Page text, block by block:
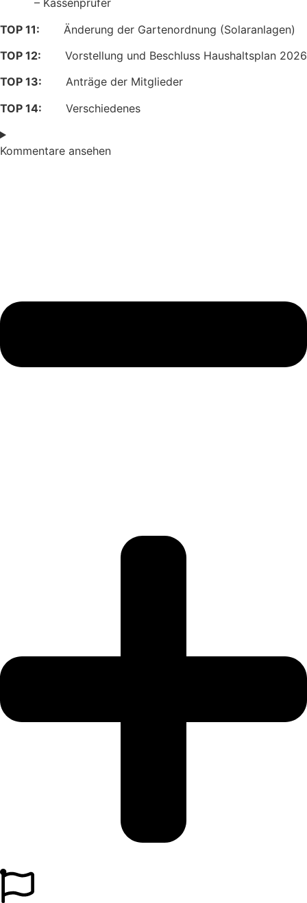
– Kassenprüfer
TOP 11: Änderung der Gartenordnung (Solaranlagen)
TOP 12: Vorstellung und Beschluss Haushaltsplan 2026
TOP 13: Anträge der Mitglieder
TOP 14: Verschiedenes
Kommentare ansehen